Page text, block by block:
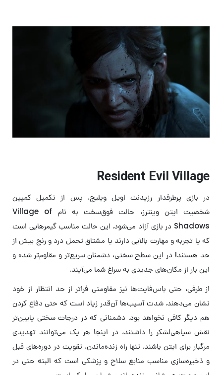
Resident Evil Village
در بازی پرطرفدار رزیدنت اویل ویلیج، پس از تکمیل کمپین
شخصیت ایتن وینترز، حالت فوق‌سخت به نام Village of
Shadows در بازی آزاد می‌شود. این حالت مناسب گیمرهایی است
که یا تجربه و مهارت بالایی دارند یا مشتاق تحمل درد و رنج‌ بیش از
حد هستند! در این سطح سختی، دشمنان سریع‌تر و مقاوم‌تر شده و
این بار از مکان‌های جدیدی به سراغ شما می‌آیند.
از طرفی، حتی باس‌فایت‌ها نیز مقاومتی فراتر از حد انتظار از خود
نشان می‌دهند. شدت آسیب‌ها آن‌قدر زیاد است که حتی دفاع کردن
هم دیگر کافی نخواهد بود. دشمنانی که در درجات سختی پایین‌تر
نقش سیاهی‌لشکر را داشتند، در اینجا هر یک می‌توانند تهدیدی
مرگبار برای ایتن باشند. تنها راه زنده‌ماندن، تقویت در دوره‌های قبل
و ذخیره‌سازی مناسب منابع سلاح و پزشکی است که البته حتی در